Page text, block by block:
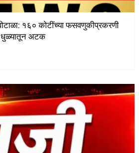
१६० कोटींच्या फसवणुकीप्रकरणी
धुळ्यातून अटक